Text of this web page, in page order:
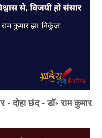
- दोहा छंद - डॉ॰ राम कुमार